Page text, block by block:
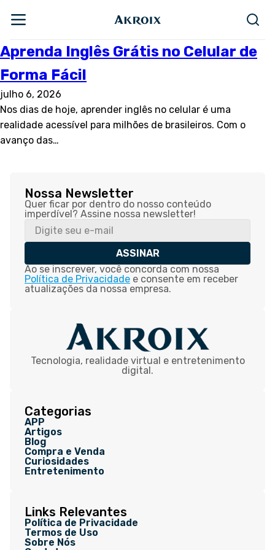
Aprenda Inglês Grátis no Celular de
Forma Fácil
julho 6, 2026
Nos dias de hoje, aprender inglês no celular é uma
realidade acessível para milhões de brasileiros. Com o
avanço das…
Nossa Newsletter
Quer ficar por dentro do nosso conteúdo
imperdível? Assine nossa newsletter!
ASSINAR
Ao se inscrever, você concorda com nossa
Política de Privacidade e consente em receber
atualizações da nossa empresa.
Tecnologia, realidade virtual e entretenimento
digital.
Categorias
APP
Artigos
Blog
Compra e Venda
Curiosidades
Entretenimento
Links Relevantes
Política de Privacidade
Termos de Uso
Sobre Nós